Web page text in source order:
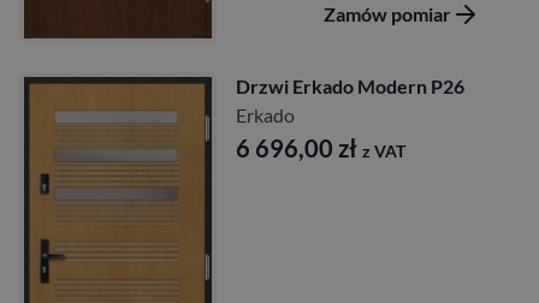
Zamów pomiar
Drzwi Erkado Modern P26
Erkado
6 696,00 zł z VAT